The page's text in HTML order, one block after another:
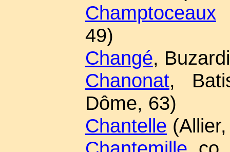
Champtoceaux
49)
Changé,
Chanonat,
Dôme, 63)
Chantelle